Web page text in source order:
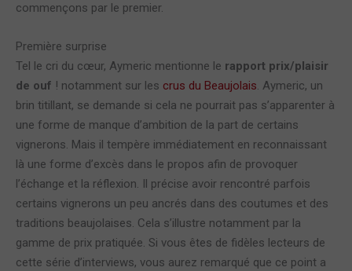
commençons par le premier.
Première surprise
Tel le cri du cœur, Aymeric mentionne le rapport prix/plaisir
de ouf ! notamment sur les crus du Beaujolais. Aymeric, un
brin titillant, se demande si cela ne pourrait pas s’apparenter à
une forme de manque d’ambition de la part de certains
vignerons. Mais il tempère immédiatement en reconnaissant
là une forme d’excès dans le propos afin de provoquer
l’échange et la réflexion. Il précise avoir rencontré parfois
certains vignerons un peu ancrés dans des coutumes et des
traditions beaujolaises. Cela s’illustre notamment par la
gamme de prix pratiquée. Si vous êtes de fidèles lecteurs de
cette série d’interviews, vous aurez remarqué que ce point a